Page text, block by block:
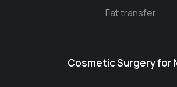
Fat transfer
Cosmetic Surgery for